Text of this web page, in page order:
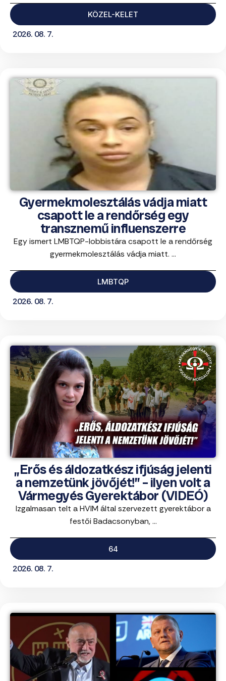
KÖZEL-KELET
2026. 08. 7.
Gyermekmolesztálás vádja miatt
csapott le a rendőrség egy
transznemű influenszerre
Egy ismert LMBTQP-lobbistára csapott le a rendőrség
gyermekmolesztálás vádja miatt. ...
LMBTQP
2026. 08. 7.
„Erős és áldozatkész ifjúság jelenti
a nemzetünk jövőjét!” – ilyen volt a
Vármegyés Gyerektábor (VIDEÓ)
Izgalmasan telt a HVIM által szervezett gyerektábor a
festői Badacsonyban, ...
64
2026. 08. 7.